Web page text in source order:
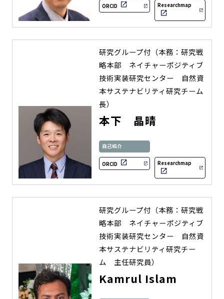
ORCID Researchmap
研究グループ付（本務：研究戦
略本部 ネイチャーポジティブ
技術実装研究センター 自然資
本サステナビリティ研究チーム
長）
本下 晶晴
自己紹介
ORCID Researchmap
研究グループ付（本務：研究戦
略本部 ネイチャーポジティブ
技術実装研究センター 自然資
本サステナビリティ研究チー
ム 主任研究員）
Kamrul Islam